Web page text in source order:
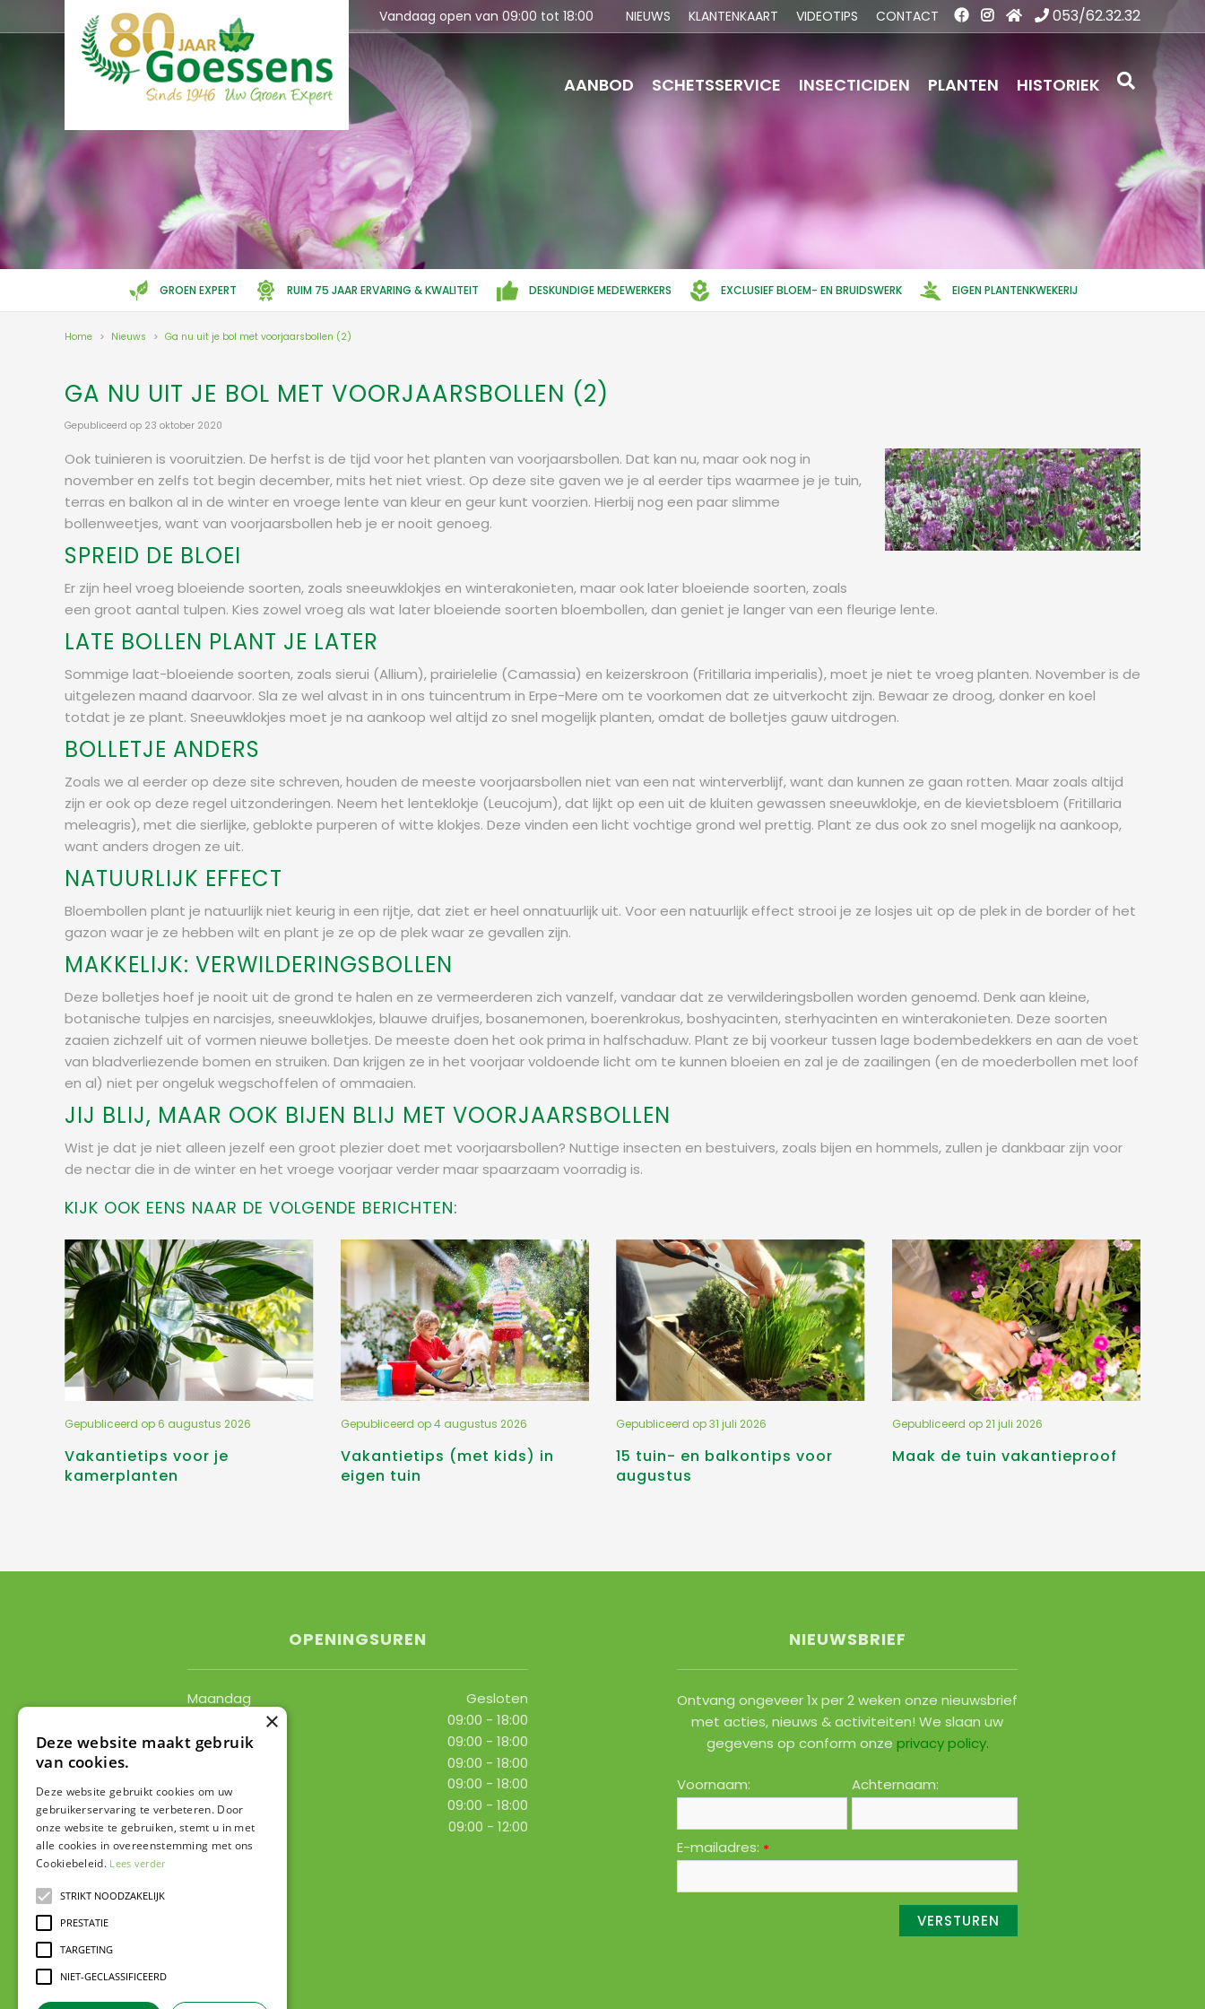
GROEN EXPERT RUIM 75 JAAR ERVARING & KWALITEIT DESKUNDIGE MEDEWERKERS EXCLUSIEF BLOEM- EN BRUIDSWERK EIGEN PLANTENKWEKERIJ
Home > Nieuws > Ga nu uit je bol met voorjaarsbollen (2)
Vandaag open van 09:00 tot 18:00 NIEUWS KLANTENKAART VIDEOTIPS CONTACT 053/62.32.32
AANBOD SCHETSSERVICE INSECTICIDEN PLANTEN HISTORIEK
GA NU UIT JE BOL MET VOORJAARSBOLLEN (2)
Gepubliceerd op 23 oktober 2020
Ook tuinieren is vooruitzien. De herfst is de tijd voor het planten van voorjaarsbollen. Dat kan nu, maar ook nog in
november en zelfs tot begin december, mits het niet vriest. Op deze site gaven we je al eerder tips waarmee je je tuin,
terras en balkon al in de winter en vroege lente van kleur en geur kunt voorzien. Hierbij nog een paar slimme
bollenweetjes, want van voorjaarsbollen heb je er nooit genoeg.
SPREID DE BLOEI
Er zijn heel vroeg bloeiende soorten, zoals sneeuwklokjes en winterakonieten, maar ook later bloeiende soorten, zoals
een groot aantal tulpen. Kies zowel vroeg als wat later bloeiende soorten bloembollen, dan geniet je langer van een fleurige lente.
LATE BOLLEN PLANT JE LATER
Sommige laat-bloeiende soorten, zoals sierui (Allium), prairielelie (Camassia) en keizerskroon (Fritillaria imperialis), moet je niet te vroeg planten. November is de
uitgelezen maand daarvoor. Sla ze wel alvast in in ons tuincentrum in Erpe-Mere om te voorkomen dat ze uitverkocht zijn. Bewaar ze droog, donker en koel
totdat je ze plant. Sneeuwklokjes moet je na aankoop wel altijd zo snel mogelijk planten, omdat de bolletjes gauw uitdrogen.
BOLLETJE ANDERS
Zoals we al eerder op deze site schreven, houden de meeste voorjaarsbollen niet van een nat winterverblijf, want dan kunnen ze gaan rotten. Maar zoals altijd
zijn er ook op deze regel uitzonderingen. Neem het lenteklokje (Leucojum), dat lijkt op een uit de kluiten gewassen sneeuwklokje, en de kievietsbloem (Fritillaria
meleagris), met die sierlijke, geblokte purperen of witte klokjes. Deze vinden een licht vochtige grond wel prettig. Plant ze dus ook zo snel mogelijk na aankoop,
want anders drogen ze uit.
NATUURLIJK EFFECT
Bloembollen plant je natuurlijk niet keurig in een rijtje, dat ziet er heel onnatuurlijk uit. Voor een natuurlijk effect strooi je ze losjes uit op de plek in de border of het
gazon waar je ze hebben wilt en plant je ze op de plek waar ze gevallen zijn.
MAKKELIJK: VERWILDERINGSBOLLEN
Deze bolletjes hoef je nooit uit de grond te halen en ze vermeerderen zich vanzelf, vandaar dat ze verwilderingsbollen worden genoemd. Denk aan kleine,
botanische tulpjes en narcisjes, sneeuwklokjes, blauwe druifjes, bosanemonen, boerenkrokus, boshyacinten, sterhyacinten en winterakonieten. Deze soorten
zaaien zichzelf uit of vormen nieuwe bolletjes. De meeste doen het ook prima in halfschaduw. Plant ze bij voorkeur tussen lage bodembedekkers en aan de voet
van bladverliezende bomen en struiken. Dan krijgen ze in het voorjaar voldoende licht om te kunnen bloeien en zal je de zaailingen (en de moederbollen met loof
en al) niet per ongeluk wegschoffelen of ommaaien.
JIJ BLIJ, MAAR OOK BIJEN BLIJ MET VOORJAARSBOLLEN
Wist je dat je niet alleen jezelf een groot plezier doet met voorjaarsbollen? Nuttige insecten en bestuivers, zoals bijen en hommels, zullen je dankbaar zijn voor
de nectar die in de winter en het vroege voorjaar verder maar spaarzaam voorradig is.
KIJK OOK EENS NAAR DE VOLGENDE BERICHTEN:
Vakantietips voor je
kamerplanten
Gepubliceerd op6 augustus 2026
Vakantietips (met kids) in
eigen tuin
Gepubliceerd op4 augustus 2026
15 tuin- en balkontips voor
augustus
Gepubliceerd op31 juli 2026
Maak de tuin vakantieproof
Gepubliceerd op21 juli 2026
OPENINGSUREN
Maandag
Gesloten
09:00 - 18:00
Woensdag
09:00 - 18:00
09:00 - 18:00
09:00 - 18:00
Zaterdag
09:00 - 18:00
Zondag
09:00 - 12:00
Toon alle openingstijden
NIEUWSBRIEF
Ontvang ongeveer 1x per 2 weken onze nieuwsbrief
met acties, nieuws & activiteiten! We slaan uw
gegevens op conform onze privacy policy.
Voornaam: Achternaam:
E-mailadres: *
×
Deze website maakt gebruik
van cookies.
Deze website gebruikt cookies om uw
gebruikerservaring te verbeteren. Door
onze website te gebruiken, stemt u in met
alle cookies in overeenstemming met ons
Cookiebeleid. Lees verder
STRIKT NOODZAKELIJK
PRESTATIE
TARGETING
NIET-GECLASSIFICEERD